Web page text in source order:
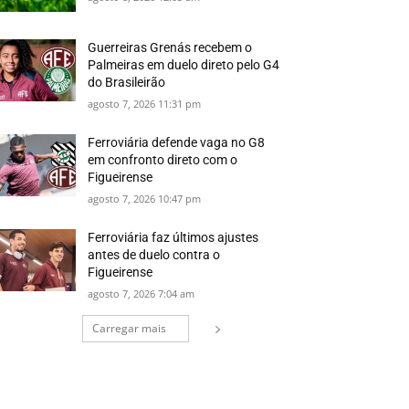
Guerreiras Grenás recebem o
Palmeiras em duelo direto pelo G4
do Brasileirão
agosto 7, 2026 11:31 pm
Ferroviária defende vaga no G8
em confronto direto com o
Figueirense
agosto 7, 2026 10:47 pm
Ferroviária faz últimos ajustes
antes de duelo contra o
Figueirense
agosto 7, 2026 7:04 am
Carregar mais